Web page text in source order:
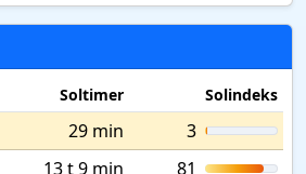
Soltimer Solindeks
29 min
3
13 t 9 min
81